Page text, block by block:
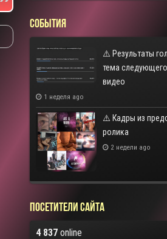
СОБЫТИЯ
⚠️ Результаты
тема
видео
1 неделя ago
⚠️ Кадры из
ролика
2 недели ago
Посетители сайта
4 837online